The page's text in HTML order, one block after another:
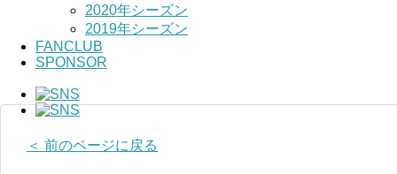
2020年シーズン
2019年シーズン
FANCLUB
SPONSOR
＜ 前のページに戻る